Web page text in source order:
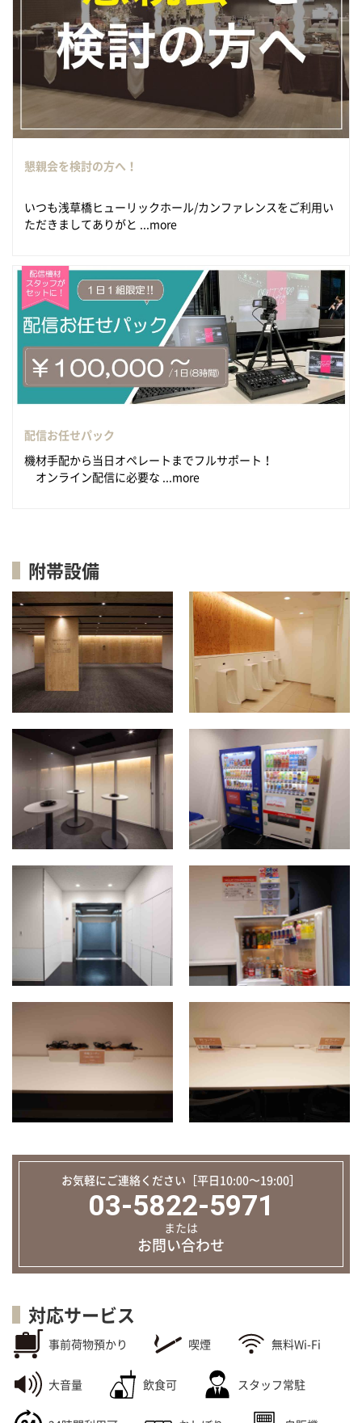
懇親会を検討の方へ！
いつも浅草橋ヒューリックホール/カンファレンスをご利用い
ただきましてありがと ...more
配信お任せパック
機材手配から当日オペレートまでフルサポート！
オンライン配信に必要な ...more
附帯設備
お気軽にご連絡ください［平日10:00〜19:00］
03-5822-5971
または
お問い合わせ
対応サービス
事前荷物預かり 喫煙 無料Wi-Fi
大音量 飲食可 スタッフ常駐